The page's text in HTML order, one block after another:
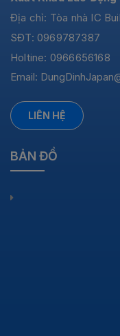
Địa chỉ: Tòa nhà IC
SĐT: 0969787387
Holtine: 0966656168
Email:
LIÊN HỆ
BẢN ĐỒ